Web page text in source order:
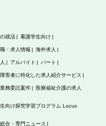
就活 看護学生向け
・求人情報 海外求人
アルバイト パート
障害者に特化した求人紹介サービス
務委託案件 医療福祉介護の求人
向け探究学習プログラム Locus
総合・専門ニュース